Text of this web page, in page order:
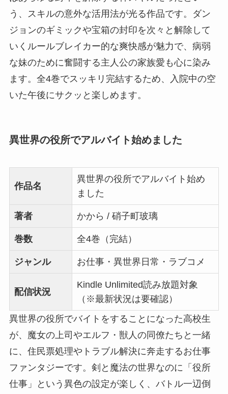
う、スキルの意外な活用法が光る作品です。ダン
ジョンのギミックや宝箱の封印を次々と解除して
いくルールブレイカー的な爽快感が魅力で、病弱
な妹のために奮闘する主人公の家族愛も心に染み
ます。全4巻でスッキリ完結するため、入院中の空
いた午後にサクッと楽しめます。
異世界の役所でアルバイト始めました
作品名
異世界の役所でアルバイト始め
ました
著者 かから / 硝子町玻璃
巻数 全4巻（完結）
ジャンル お仕事・異世界日常・ラブコメ
配信状況
Kindle Unlimited読み放題対象
（※最新状況は要確認）
異世界の役所でバイトをすることになった高校生
が、魔女の上司やエルフ・獣人の同僚たちと一緒
に、住民票処理やトラブル解決に奔走するお仕事
ファンタジーです。剣と魔法の世界なのに「役所
仕事」という異色の設定が楽しく、バトル一辺倒